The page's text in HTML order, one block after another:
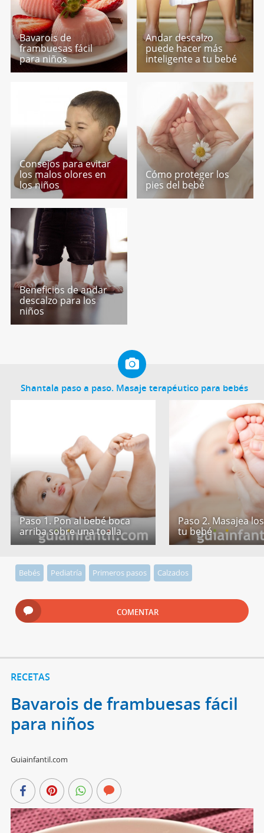
Bavarois de
frambuesas fácil
para niños
Andar descalzo
puede hacer más
inteligente a tu bebé
Consejos para evitar
los malos olores en
los niños
Cómo proteger los
pies del bebé
Beneficios de andar
descalzo para los
niños
Shantala paso a paso. Masaje terapéutico para bebés
Paso 1. Pon al bebé boca
arriba sobre una toalla
Paso 2. Masajea
tu bebé
Bebés Pediatría Primeros pasos Calzados
COMENTAR
RECETAS
Bavarois de frambuesas fácil
para niños
Guiainfantil.com